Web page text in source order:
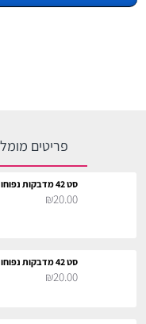
פריטים
₪20.00
₪20.00